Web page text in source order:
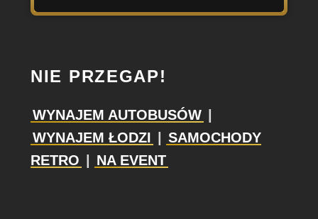
NIE PRZEGAP!
WYNAJEM AUTOBUSÓW |
WYNAJEM ŁODZI | SAMOCHODY
RETRO | NA EVENT